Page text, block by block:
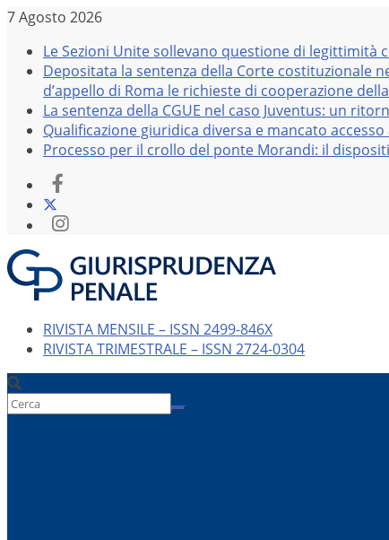
Salta
contenuto
7 Agosto 2026
Le Sezioni Unite sollevano questione di
Depositata la sentenza della Corte costituzionale
d’appello di Roma le richieste di cooperazione
La sentenza della CGUE nel caso Juventus: un
Qualificazione giuridica diversa e mancato
Processo per il crollo del ponte Morandi: il
RIVISTA MENSILE – ISSN 2499-846X
RIVISTA TRIMESTRALE – ISSN 2724-0304